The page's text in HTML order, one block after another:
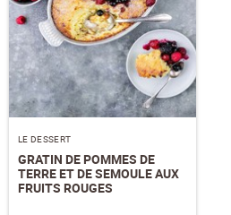
LE DESSERT
GRATIN DE POMMES DE
TERRE ET DE SEMOULE AUX
FRUITS ROUGES